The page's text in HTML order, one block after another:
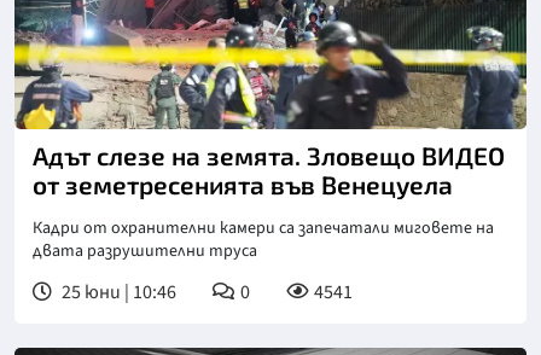
Адът слезе на земята. Зловещо ВИДЕО
от земетресенията във Венецуела
Кадри от охранителни камери са запечатали миговете на
двата разрушителни труса
25 юни | 10:46 0 4541